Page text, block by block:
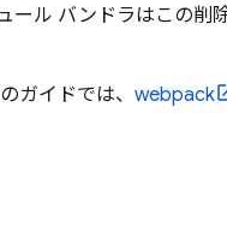
ール バンドラはこの削
ガイドでは、 webpack